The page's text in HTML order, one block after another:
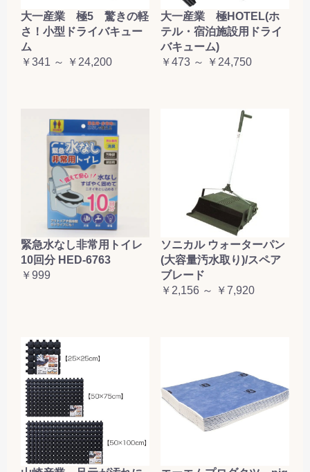
大一産業 極5 驚きの軽
さ！小型ドライバキュー
ム
￥341 ～ ￥24,200
大一産業 極HOTEL(ホ
テル・宿泊施設用ドライ
バキューム)
￥473 ～ ￥24,750
緊急水なし非常用トイレ
10回分 HED-6763
￥999
ソニカル ウォーターパン
(大容量汚水取り)/スペア
ブレード
￥2,156 ～ ￥7,920